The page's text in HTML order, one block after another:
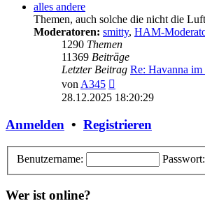
alles andere
Themen, auch solche die nicht die
Moderatoren: smitty, HAM-
1290 Themen
11369 Beiträge
Letzter Beitrag Re: Havanna
vonA345
Beitrag
28.12.2025 18:20:29
Anmelden • Registrieren
Benutzername: Passwort:
Wer ist online?